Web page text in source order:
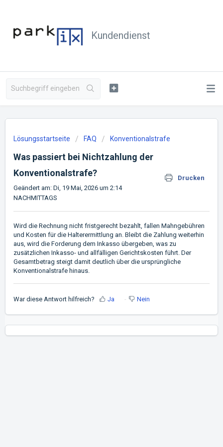
Kundendienst
Lösungsstartseite FAQ Konventionalstrafe
Was passiert bei Nichtzahlung der
Konventionalstrafe?
Drucken
Geändert am: Di, 19 Mai, 2026 um 2:14
NACHMITTAGS
Wird die Rechnung nicht fristgerecht bezahlt, fallen Mahngebühren
und Kosten für die Halterermittlung an. Bleibt die Zahlung weiterhin
aus, wird die Forderung dem Inkasso übergeben, was zu
zusätzlichen Inkasso- und allfälligen Gerichtskosten führt. Der
Gesamtbetrag steigt damit deutlich über die ursprüngliche
Konventionalstrafe hinaus.
War diese Antwort hilfreich? Ja Nein